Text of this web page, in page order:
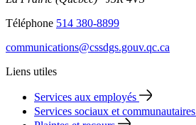
Téléphone 514 380-8899
communications@cssdgs.gouv.qc.ca
Liens utiles
Services aux employés
Services sociaux et communautaires